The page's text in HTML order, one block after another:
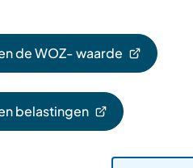
de WOZ- waarde
belastingen